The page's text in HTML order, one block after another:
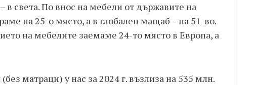
в света. По внос на мебели от държавите на
на 25-о място, а в глобален мащаб – на 51-во.
на мебелите заемаме 24-то място в Европа, а
матраци) у нас за 2024 г. възлиза на 535 млн.